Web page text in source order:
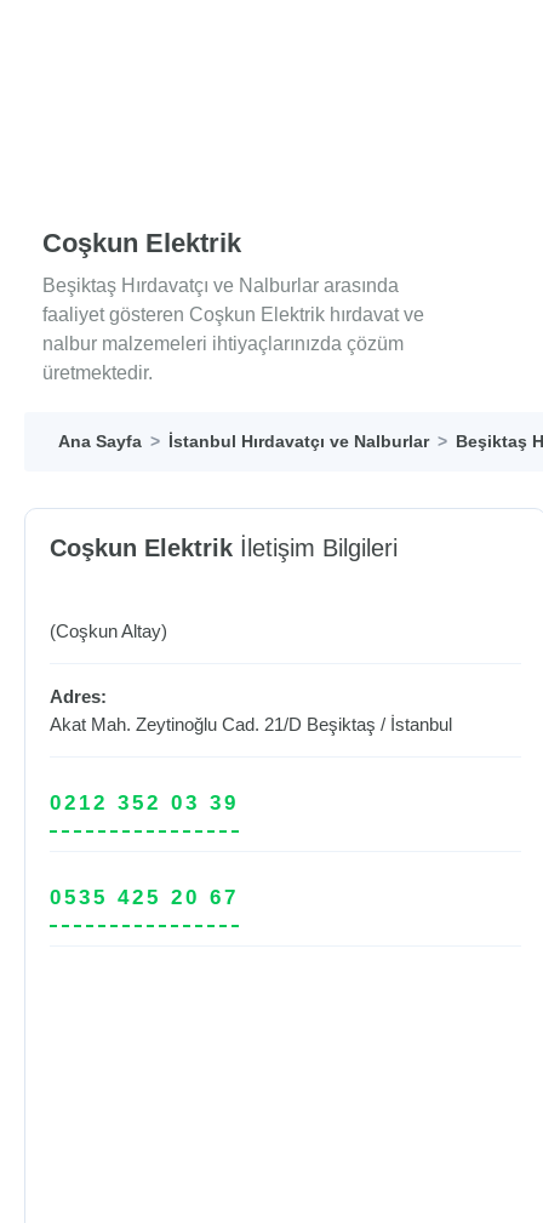
Coşkun Elektrik
Beşiktaş Hırdavatçı ve Nalburlar arasında
faaliyet gösteren Coşkun Elektrik hırdavat ve
nalbur malzemeleri ihtiyaçlarınızda çözüm
üretmektedir.
Ana Sayfa İstanbul Hırdavatçı ve Nalburlar Beşiktaş
Coşkun Elektrik İletişim Bilgileri
(Coşkun Altay)
Adres:
Akat Mah. Zeytinoğlu Cad. 21/D Beşiktaş / İstanbul
0212 352 03 39
0535 425 20 67